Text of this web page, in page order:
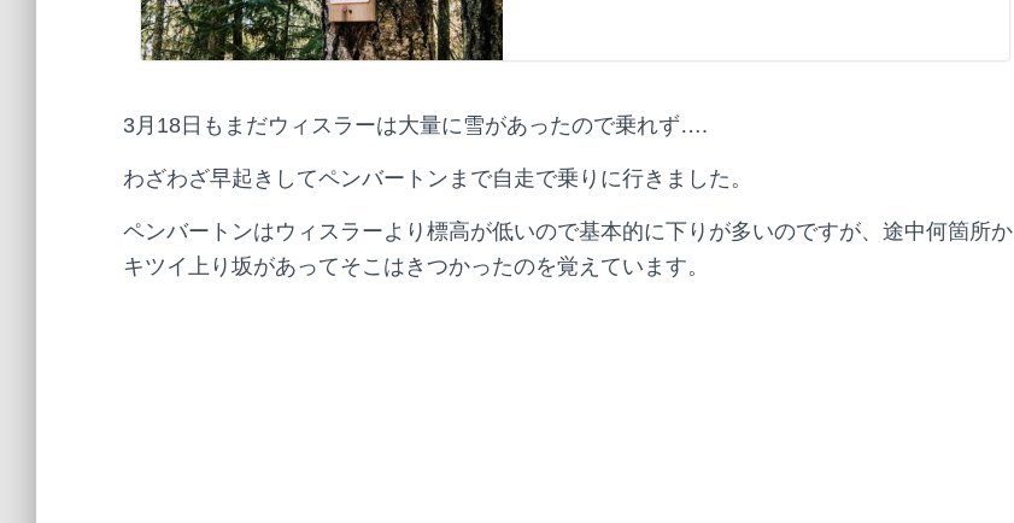
3月18日もまだウィスラーは大量に雪があったので乗れず….
わざわざ早起きしてペンバートンまで自走で乗りに行きました。
ペンバートンはウィスラーより標高が低いので基本的に下りが多いのですが、途中何箇所か
キツイ上り坂があってそこはきつかったのを覚えています。